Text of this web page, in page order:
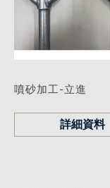
噴砂加工-立進
詳細資料